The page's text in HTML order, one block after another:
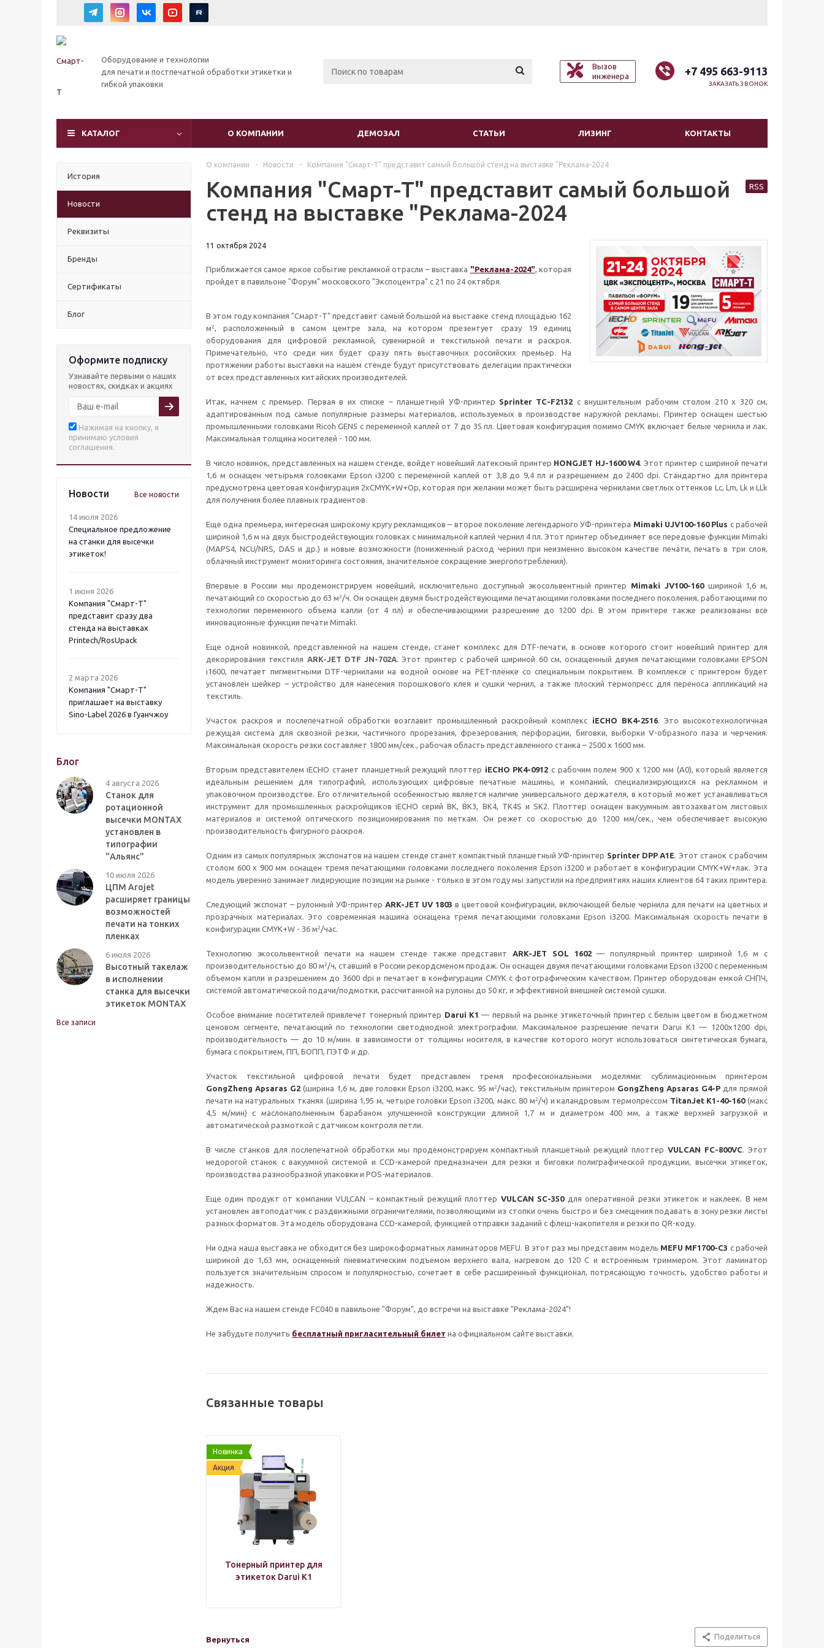
Оборудование и технологии
для печати и постпечатной обработки этикетки и
гибкой упаковки
Вызов
инженера
+7 495 663-9113
ЗАКАЗАТЬ ЗВОНОК
КАТАЛОГ О КОМПАНИИ ДЕМОЗАЛ СТАТЬИ ЛИЗИНГ КОНТАКТЫ
История
Новости
Реквизиты
Бренды
Сертификаты
Блог
Оформите подписку
Узнавайте первыми о наших
новостях, скидках и акциях
Нажимая на кнопку, я
принимаю условия
соглашения.
Новости Все новости
14 июля 2026
Специальное предложение
на станки для высечки
этикеток!
1 июня 2026
Компания "Смарт-Т"
представит сразу два
стенда на выставках
Printech/RosUpack
2 марта 2026
Компания "Смарт-Т"
приглашает на выставку
Sino-Label 2026 в Гуанчжоу
Блог
4 августа 2026
Станок для
ротационной
высечки MONTAX
установлен в
типографии
"Альянс"
10 июля 2026
ЦПМ Arojet
расширяет границы
возможностей
печати на тонких
пленках
6 июля 2026
Высотный такелаж
в исполнении
станка для высечки
этикеток MONTAX
Все записи
О компании - Новости - Компания "Смарт-Т" представит самый большой стенд на выставке "Реклама-2024
Компания "Смарт-Т" представит самый большой
стенд на выставке "Реклама-2024
RSS
11 октября 2024
Приближается самое яркое событие рекламной отрасли – выставка "Реклама-2024", которая
пройдет в павильоне "Форум" московского "Экспоцентра" с 21 по 24 октября.
В этом году компания "Смарт-Т" представит самый большой на выставке стенд площадью 162
м², расположенный в самом центре зала, на котором презентует сразу 19 единиц
оборудования для цифровой рекламной, сувенирной и текстильной печати и раскроя.
Примечательно, что среди них будет сразу пять выставочных российских премьер. На
протяжении работы выставки на нашем стенде будут присутствовать делегации практически
от всех представленных китайских производителей.
Итак, начнем с премьер. Первая в их списке – планшетный УФ-принтер Sprinter TC-F2132 с внушительным рабочим столом 210 х 320 см,
адаптированным под самые популярные размеры материалов, используемых в производстве наружной рекламы. Принтер оснащен шестью
промышленными головками Ricoh GEN5 с переменной каплей от 7 до 35 пл. Цветовая конфигурация помимо CMYK включает белые чернила и лак.
Максимальная толщина носителей - 100 мм.
В число новинок, представленных на нашем стенде, войдет новейший латексный принтер HONGJET HJ-1600 W4. Этот принтер с шириной печати
1,6 м оснащен четырьмя головками Epson i3200 с переменной каплей от 3,8 до 9,4 пл и разрешением до 2400 dpi. Стандартно для принтера
предусмотрена цветовая конфигурация 2хCMYK+W+Op, которая при желании может быть расширена чернилами светлых оттенков Lc, Lm, Lk и LLk
для получения более плавных градиентов.
Еще одна премьера, интересная широкому кругу рекламщиков – второе поколение легендарного УФ-принтера Mimaki UJV100-160 Plus с рабочей
шириной 1,6 м на двух быстродействующих головках с минимальной каплей чернил 4 пл. Этот принтер объединяет все передовые функции Mimaki
(MAPS4, NCU/NRS, DAS и др.) и новые возможности (пониженный расход чернил при неизменно высоком качестве печати, печать в три слоя,
облачный инструмент мониторинга состояния, значительное сокращение энергопотребления).
Впервые в России мы продемонстрируем новейший, исключительно доступный экосольвентный принтер Mimaki JV100-160шириной 1,6 м,
печатающий со скоростью до 63 м²/ч. Он оснащен двумя быстродействующими печатающими головками последнего поколения, работающими по
технологии переменного объема капли (от 4 пл) и обеспечивающими разрешение до 1200 dpi. В этом принтере также реализованы все
инновационные функции печати Mimaki.
Еще одной новинкой, представленной на нашем стенде, станет комплекс для DTF-печати, в основе которого стоит новейший принтер для
декорирования текстиля ARK-JET DTF JN-702A. Этот принтер с рабочей шириной 60 см, оснащенный двумя печатающими головками EPSON
i1600, печатает пигментными DTF-чернилами на водной основе на PET-плёнке со специальным покрытием. В комплексе с принтером будет
установлен шейкер – устройство для нанесения порошкового клея и сушки чернил, а также плоский термопресс для переноса аппликаций на
текстиль.
Участок раскроя и послепечатной обработки возглавит промышленный раскройный комплекс iECHO BK4-2516. Это высокотехнологичная
режущая система для сквозной резки, частичного прорезания, фрезерования, перфорации, биговки, выборки V-образного паза и черчения.
Максимальная скорость резки составляет 1800 мм/сек., рабочая область представленного станка – 2500 х 1600 мм.
Вторым представителем iECHO станет планшетный режущий плоттер iECHO PK4-0912 с рабочим полем 900 х 1200 мм (А0), который является
идеальным решением для типографий, использующих цифровые печатные машины, и компаний, специализирующихся на рекламном и
упаковочном производстве. Его отличительной особенностью является наличие универсального держателя, в который может устанавливаться
инструмент для промышленных раскройщиков iECHO серий BK, BK3, BK4, TK4S и SK2. Плоттер оснащен вакуумным автозахватом листовых
материалов и системой оптического позиционирования по меткам. Он режет со скоростью до 1200 мм/сек., чем обеспечивает высокую
производительность фигурного раскроя.
Одним из самых популярных экспонатов на нашем стенде станет компактный планшетный УФ-принтер Sprinter DPP A1E. Этот станок с рабочим
столом 600 х 900 мм оснащен тремя печатающими головками последнего поколения Epson i3200 и работает в конфигурации CMYK+W+лак. Эта
модель уверенно занимает лидирующие позиции на рынке - только в этом году мы запустили на предприятиях наших клиентов 64 таких принтера.
Следующий экспонат – рулонный УФ-принтер ARK-JET UV 1803 в цветовой конфигурации, включающей белые чернила для печати на цветных и
прозрачных материалах. Это современная машина оснащена тремя печатающими головками Epson i3200. Максимальная скорость печати в
конфигурации CMYK+W - 36 м²/час.
Технологию экосольвентной печати на нашем стенде также представитARK-JET SOL 1602— популярный принтер шириной 1,6 м с
производительностью до 80 м²/ч, ставший в России рекордсменом продаж. Он оснащен двумя печатающими головками Epson i3200 с переменным
объемом капли и разрешением до 3600 dpi и печатает в конфигурации CMYK с фотографическим качеством. Принтер оборудован емкой СНПЧ,
системой автоматической подачи/подмотки, рассчитанной на рулоны до 50 кг, и эффективной внешней системой сушки.
Особое внимание посетителей привлечет тонерный принтер Darui K1 — первый на рынке этикеточный принтер с белым цветом в бюджетном
ценовом сегменте, печатающий по технологии светодиодной электрографии. Максимальное разрешение печати Darui K1 — 1200х1200 dpi,
производительность — до 10 м/мин. в зависимости от толщины носителя, в качестве которого могут использоваться синтетическая бумага,
бумага с покрытием, ПП, БОПП, ПЭТФ и др.
Участок текстильной цифровой печати будет представлен тремя профессиональными моделями: сублимационным принтером
GongZheng Apsaras G2(ширина 1,6 м, две головки Epson i3200, макс. 95 м²/час), текстильным принтером GongZheng Apsaras G4-P для прямой
печати на натуральных тканях (ширина 1,95 м, четыре головки Epson i3200, макс. 80 м²/ч) и каландровым термопрессом TitanJet K1-40-160(макс
4,5 м/мин) с маслонаполненным барабаном улучшенной конструкции длиной 1,7 м и диаметром 400 мм, а также верхней загрузкой и
автоматической размоткой с датчиком контроля петли.
В числе станков для послепечатной обработки мы продемонстрируем компактный планшетный режущий плоттерVULCAN FC-800VC. Этот
недорогой станок с вакуумной системой и CCD-камерой предназначен для резки и биговки полиграфической продукции, высечки этикеток,
производства разнообразной упаковки и POS-материалов.
Еще один продукт от компании VULCAN – компактный режущий плоттер VULCAN SC-350для оперативной резки этикеток и наклеек. В нем
установлен автоподатчик с раздвижными ограничителями, позволяющими из стопки очень быстро и без смещения подавать в зону резки листы
разных форматов. Эта модель оборудована CCD-камерой, функцией отправки заданий с флеш-накопителя и резки по QR-коду.
Ни одна наша выставка не обходится без широкоформатных ламинаторов MEFU. В этот раз мы представим модель MEFU MF1700-C3 с рабочей
шириной до 1,63 мм, оснащенный пневматическим подъемом верхнего вала, нагревом до 120 С и встроенным триммером. Этот ламинатор
пользуется значительным спросом и популярностью, сочетает в себе расширенный функционал, потрясающую точность, удобство работы и
надежность.
Ждем Вас на нашем стенде FC040 в павильоне "Форум", до встречи на выставке "Реклама-2024"!
Не забудьте получить бесплатный пригласительный билет на официальном сайте выставки.
Связанные товары
Новинка
Акция
Тонерный принтер для
этикеток Darui K1
Вернуться Поделиться